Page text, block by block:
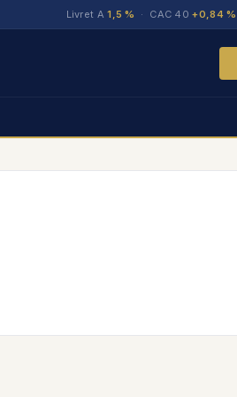
Livret A1,5 % · CAC 40+0,84 %